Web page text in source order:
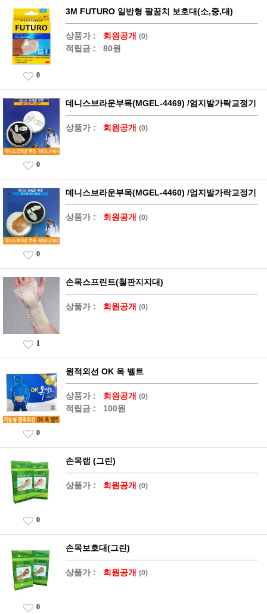
3M FUTURO 일반형 팔꿈치 보호대(소,중,대)
상품가 : 회원공개 (0)
적립금 : 80원
0
데니스브라운부목(MGEL-4469) /엄지발가락교정기
상품가 : 회원공개 (0)
0
데니스브라운부목(MGEL-4460) /엄지발가락교정기
상품가 : 회원공개 (0)
0
손목스프린트(철판지지대)
상품가 : 회원공개 (0)
1
원적외선 OK 옥 벨트
상품가 : 회원공개 (0)
적립금 : 100원
0
손목랩 (그린)
상품가 : 회원공개 (0)
0
손목보호대(그린)
상품가 : 회원공개 (0)
0